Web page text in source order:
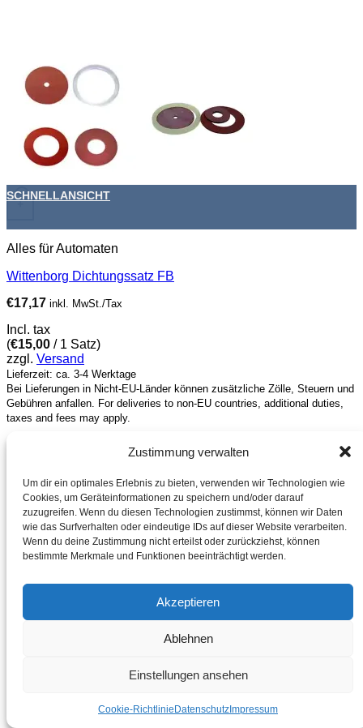
Zustimmung verwalten
Um dir ein optimales Erlebnis zu bieten, verwenden wir Technologien wie
Cookies, um Geräteinformationen zu speichern und/oder darauf
zuzugreifen. Wenn du diesen Technologien zustimmst, können wir Daten
wie das Surfverhalten oder eindeutige IDs auf dieser Website verarbeiten.
Wenn du deine Zustimmung nicht erteilst oder zurückziehst, können
bestimmte Merkmale und Funktionen beeinträchtigt werden.
Akzeptieren
Ablehnen
Einstellungen ansehen
Cookie-Richtlinie Datenschutz Impressum
+
SCHNELLANSICHT
Alles für Automaten
Wittenborg Dichtungssatz FB
€17,17 inkl. MwSt./Tax
Incl. tax
(€15,00 / 1 Satz)
zzgl. Versand
Lieferzeit: ca. 3-4 Werktage
Bei Lieferungen in Nicht-EU-Länder können zusätzliche Zölle, Steuern und
Gebühren anfallen. For deliveries to non-EU countries, additional duties,
taxes and fees may apply.